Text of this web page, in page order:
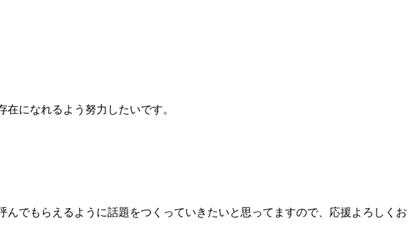
になれるよう努力したいです。
でもらえるように話題をつくっていきたいと思ってますので、応援よろしくお